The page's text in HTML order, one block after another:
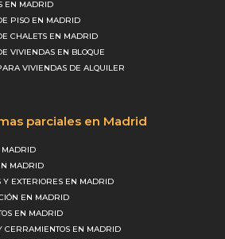
EN MADRID
PISO EN MADRID
CHALETS EN MADRID
VIVIENDAS EN BLOQUE
VIVIENDAS DE ALQUILER
parciales en Madrid
MADRID
MADRID
Y EXTERIORES EN MADRID
EN MADRID
EN MADRID
CERRAMIENTOS EN MADRID